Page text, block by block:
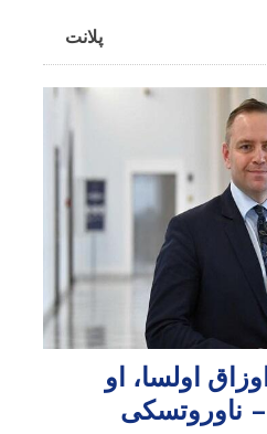
پلانت
اولسا، او
ناوروتسکی